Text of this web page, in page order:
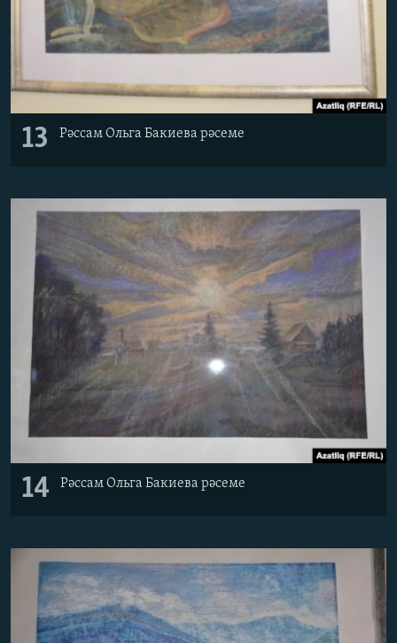
13 Рәссам Ольга Бакиева рәсеме
14 Рәссам Ольга Бакиева рәсеме